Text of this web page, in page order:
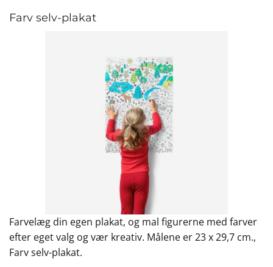
Farv selv-plakat
Farvelæg din egen plakat, og mal figurerne med farver
efter eget valg og vær kreativ. Målene er 23 x 29,7 cm.,
Farv selv-plakat.